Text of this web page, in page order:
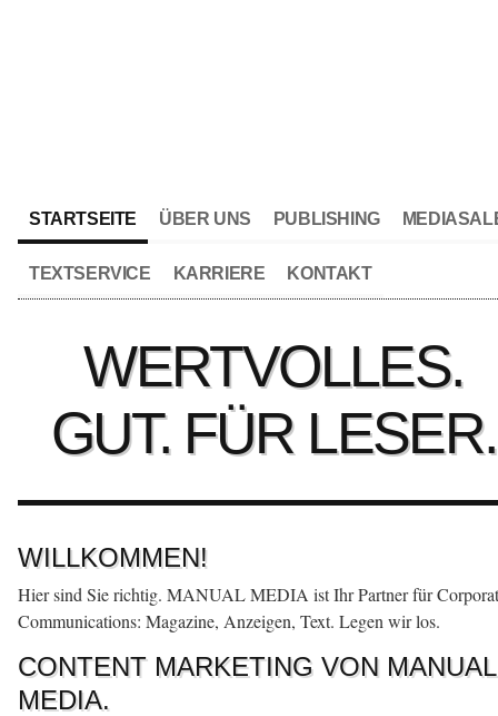
STARTSEITE ÜBER UNS PUBLISHING
TEXTSERVICE KARRIERE KONTAKT
WERTVOLLES.
GUT. FÜR LESER.
WILLKOMMEN!
Hier sind Sie richtig. MANUAL MEDIA ist Ihr Partner für
Communications: Magazine, Anzeigen, Text. Legen wir los.
CONTENT MARKETING VON MANUAL
MEDIA.